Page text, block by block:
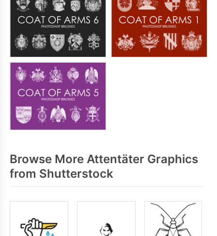
Browse More Attentäter Graphics
from Shutterstock